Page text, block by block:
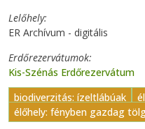
Lelőhely
ER Archívum - digitális
Erdőrezervátumok
Kis-Szénás Erdőrezervátum
biodiverzitás: ízeltlábúak
élőhely: fényben gazdag